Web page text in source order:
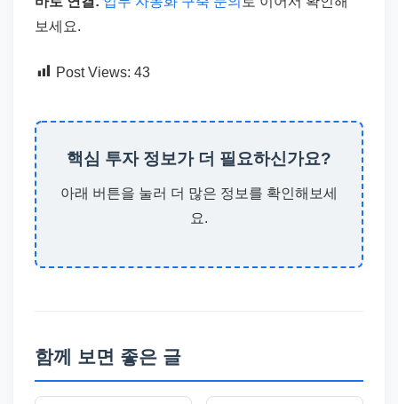
보세요.
Post Views: 43
핵심 투자 정보가 더 필요하신가요?
아래 버튼을 눌러 더 많은 정보를 확인해보세
요.
함께 보면 좋은 글